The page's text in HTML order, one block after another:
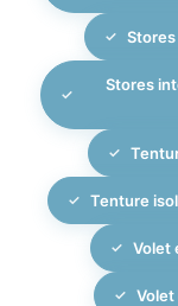
Stores
Tenture
Volet
Volet